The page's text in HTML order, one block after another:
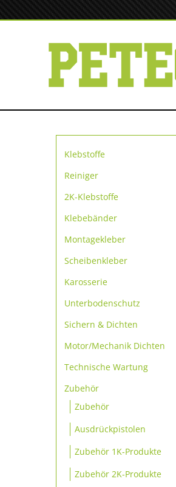
Inhalt
Klebstoffe
Sofortklebstoffe
SpeedBond Klebesystem
Kontaktklebstoffe
Reiniger
Reiniger
2K-Klebstoffe
Universelle Reparatur
Metallreparatur
Klebebänder
TapeLine Klebebänder
Montagekleber
Kleben & Dichten
Scheibenkleber
Scheibenkleber-primerlos
Scheibenkleber-Set
Scheibenkleber
Scheibenkleber Zubehör
Karosserie
Karosserie Klebe- und
Karosserie-Reparatur
Karosseriedichtschnur & -
bänder
Unterbodenschutz
Unterbodenschutz &
Sichern & Dichten
Schrauben sichern
Sichern
Dichten
Gewindedichtungen
Motor/Mechanik Dichten
Motordichtmassen
Additive
Technische Wartung
Technische Sprays
Reinigung
Fette & Schmiermittel
Zubehör
Zubehör
Ausdrückpistolen
Zubehör 1K-Produkte
Zubehör 2K-Produkte